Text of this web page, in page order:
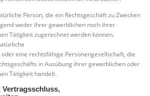
Person, die ein Rechtsgeschäft zu Zwecken
weder ihrer gewerblichen noch ihrer
Tätigkeit zugerechnet werden können.
eine rechtsfähige Personengesellschaft, die
in Ausübung ihrer gewerblichen oder
Tätigkeit handelt.
Vertragsschluss,